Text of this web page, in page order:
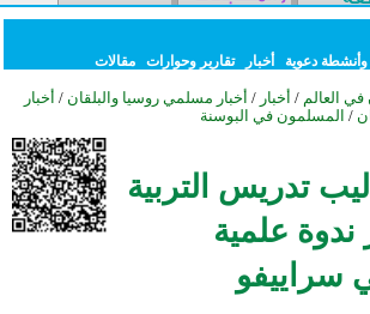
دعوية أخبار تقارير وحوارات مقالات
العالم / أخبار / أخبار مسلمي روسيا والبلقان / أخبار
/ المسلمون في البوسنة
تدريس التربية
ندوة علمية
سراييفو